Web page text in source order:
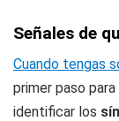
Señales de
Cuando tengas
primer paso
identificar los